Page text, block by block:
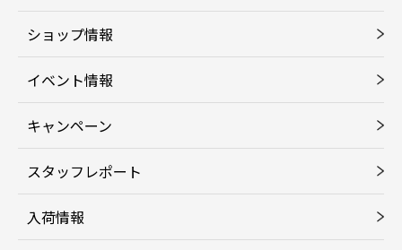
ショップ情報
イベント情報
キャンペーン
スタッフレポート
入荷情報